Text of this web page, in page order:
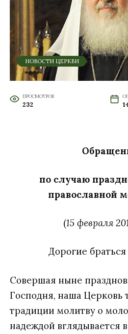
НОВОСТИ ЦЕРКВИ
ПРОСМОТРОВ
232
по случаю
православной
(15 февраля
Дорогие
Совершая ныне
Господня, наша Церковь
традиции молитву о
надеждой вглядывается